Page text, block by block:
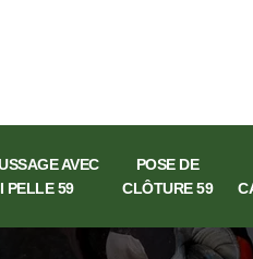
AVEC
PELLE 59
POSE DE
CLÔTURE 59